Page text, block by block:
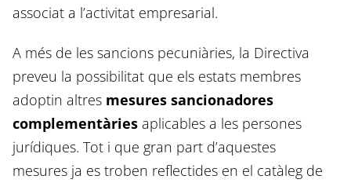
associat a l’activitat empresarial.
A més de les sancions pecuniàries, la Directiva
preveu la possibilitat que els estats membres
adoptin altres mesures sancionadores
complementàries aplicables a les persones
jurídiques. Tot i que gran part d’aquestes
mesures ja es troben reflectides en el catàleg de